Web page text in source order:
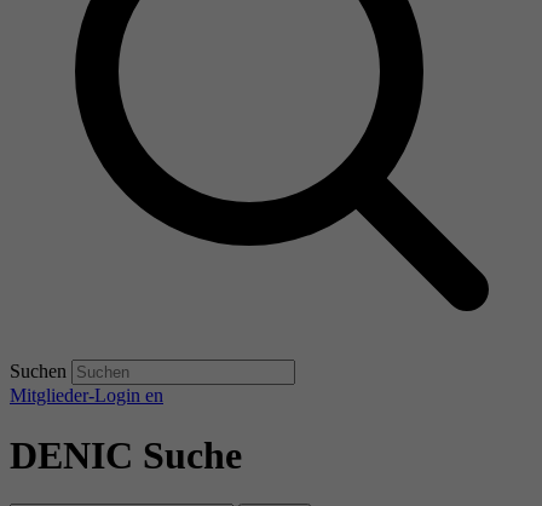
Suchen
Mitglieder-Login en
DENIC Suche